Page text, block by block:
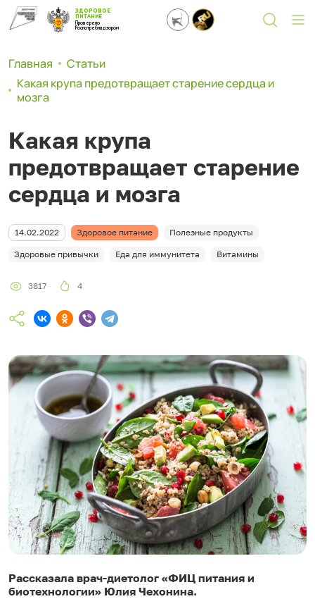
ЗДОРОВОЕ
ПИТАНИЕ
Проверено
Роспотребнадзором
Главная
Статьи
Какая крупа предотвращает старение сердца и
мозга
Какая крупа
предотвращает старение
сердца и мозга
14.02.2022 Здоровое питание Полезные продукты
Здоровые привычки Еда для иммунитета Витамины
3817 4
Рассказала врач-диетолог «ФИЦ питания и
биотехнологии» Юлия Чехонина.